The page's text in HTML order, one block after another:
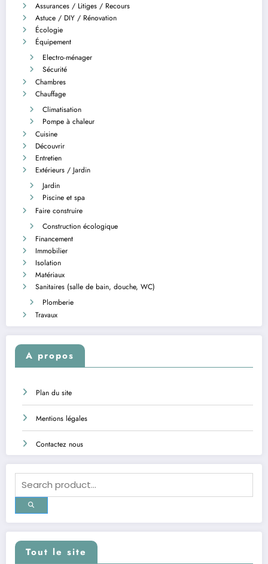
Assurances / Litiges / Recours
Astuce / DIY / Rénovation
Écologie
Équipement
Electro-ménager
Sécurité
Chambres
Chauffage
Climatisation
Pompe à chaleur
Cuisine
Découvrir
Entretien
Extérieurs / Jardin
Jardin
Piscine et spa
Faire construire
Construction écologique
Financement
Immobilier
Isolation
Matériaux
Sanitaires (salle de bain, douche, WC)
Plomberie
Travaux
A propos
Plan du site
Mentions légales
Contactez nous
Tout le site